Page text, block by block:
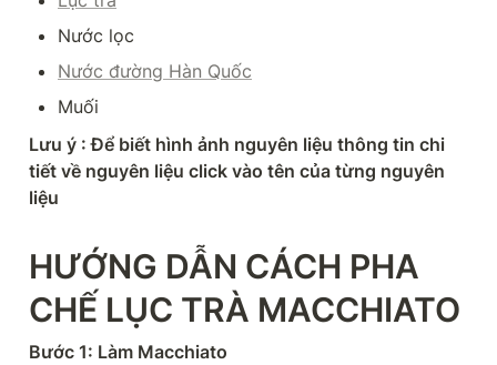
Nước lọc
Nước đường Hàn Quốc
Muối
Lưu ý : Để biết hình ảnh nguyên liệu thông tin chi
tiết về nguyên liệu click vào tên của từng nguyên
liệu
HƯỚNG DẪN CÁCH PHA
CHẾ LỤC TRÀ MACCHIATO
Bước 1: Làm Macchiato